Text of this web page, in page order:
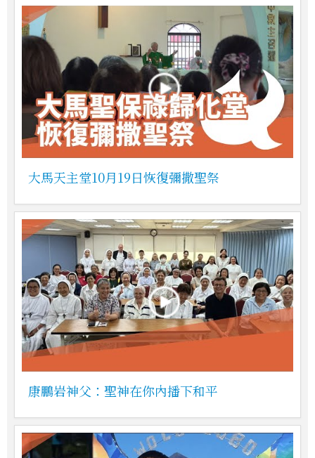
大馬天主堂10月19日恢復彌撒聖祭
康鵬岩神父：聖神在你內播下和平